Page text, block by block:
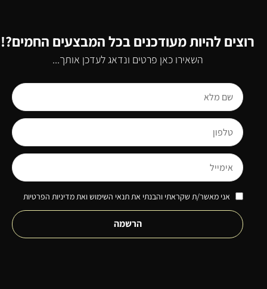
רוצים להיות מעודכנים בכל המבצעים החמים?!
השאירו כאן פרטים ונדאג לעדכן אותך...
אני מאשר/ת שקראתי והבנתי את תנאי השימוש ואת מדיניות הפרטיות
הרשמה